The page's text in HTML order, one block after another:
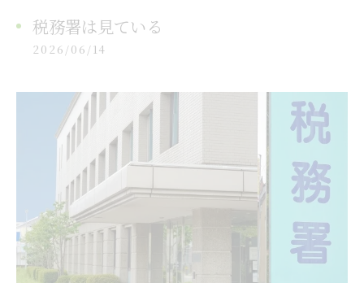
税務署は見ている
2026/06/14